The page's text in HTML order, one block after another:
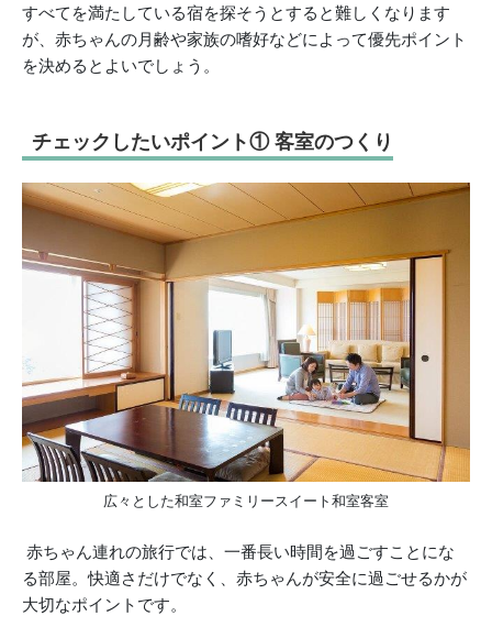
すべてを満たしている宿を探そうとする と難しくなります
が、 赤ちゃんの月齢や家族の嗜好などによって優先ポイント
を決めると よいでしょう。
チェックしたいポイント① 客室のつくり
広々とした和室ファミリースイート和室客室
赤ちゃん連れの旅行では、一番長い時間を過ごすことにな
る部屋。快適さだけでなく、赤ちゃんが安全に過ごせるかが
大切なポイントです。